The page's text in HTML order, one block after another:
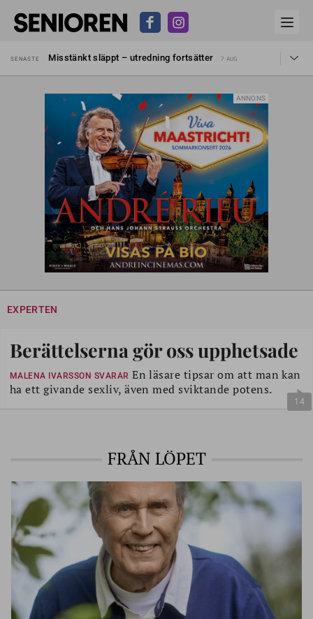
SENASTE
Misstänkt släppt – utredning fortsätter
7 AUG
Dom öppnar för rätt till garantipension
30 JUL
Snart kan telefonförsäljning förbjudas i Sverige
29 JUL
Hyror rusar ifrån äldres bostadstillägg
28 JUL
Liten höjning av garantipensionen
27 JUL
Misstänkt släppt – utredning fortsätter 7 AUG
ANNONS
EXPERTEN
Berättelserna gör oss upphetsade
MALENA IVARSSON SVARAR En läsare tipsar om att man kan
ha ett givande sexliv, även med sviktande potens.
14
FRÅN LÖPET